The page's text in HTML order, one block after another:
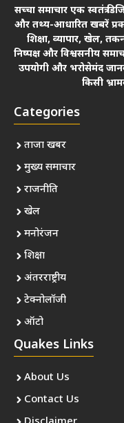
सच्चा समाचार एक स्वतंत्र
और तथ्य-आधारित खबरें
शिक्षा, व्यापार, खेल,
निष्पक्ष और विश्वसनीय
उपयोगी और भरोसेमंद
किसी
Categories
ताजा खबर
मुख्य समाचार
राजनीति
खेल
मनोरंजन
शिक्षा
अंतरराष्ट्रीय
टेक्नोलॉजी
ऑटो
Quakes Links
About Us
Contact Us